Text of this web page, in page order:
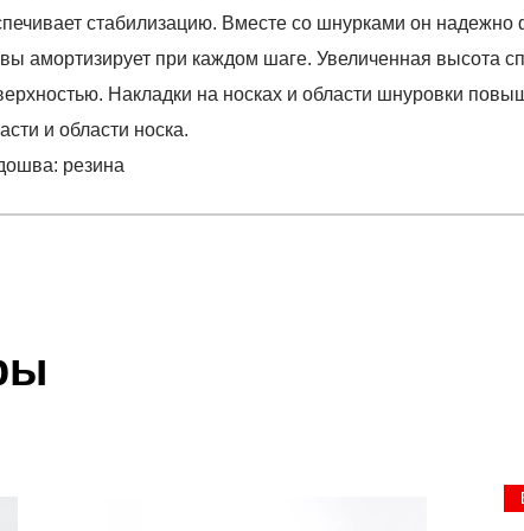
стабилизацию. Вместе со шнурками он надежно
амортизирует при каждом шаге. Увеличенная высота
Накладки на носках и области шнуровки
и области носка.
резина